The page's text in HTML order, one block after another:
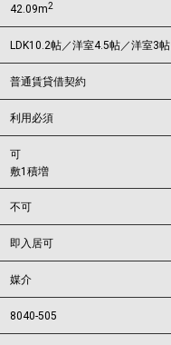
42.09m2
LDK10.2帖／洋室4.5帖／洋室3帖
普通賃貸借契約
利用必須
可
敷1積増
不可
即入居可
媒介
8040-505